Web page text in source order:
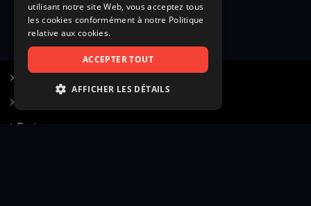
Poster une annonce
utilisant notre site Web, vous acceptez tous
les cookies conformément à notre Politique
relative aux cookies.
ACCEPTER TOUT
AFFICHER LES DÉTAILS